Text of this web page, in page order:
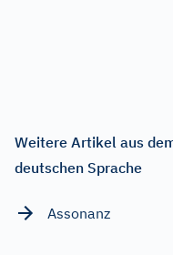
Weitere Artikel aus
deutschen Sprache
Assonanz